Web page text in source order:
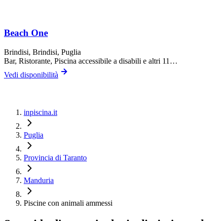
Beach One
Brindisi, Brindisi, Puglia
Bar, Ristorante, Piscina accessibile a disabili e altri 11…
Vedi disponibilità
inpiscina.it
Puglia
Provincia di Taranto
Manduria
Piscine con animali ammessi